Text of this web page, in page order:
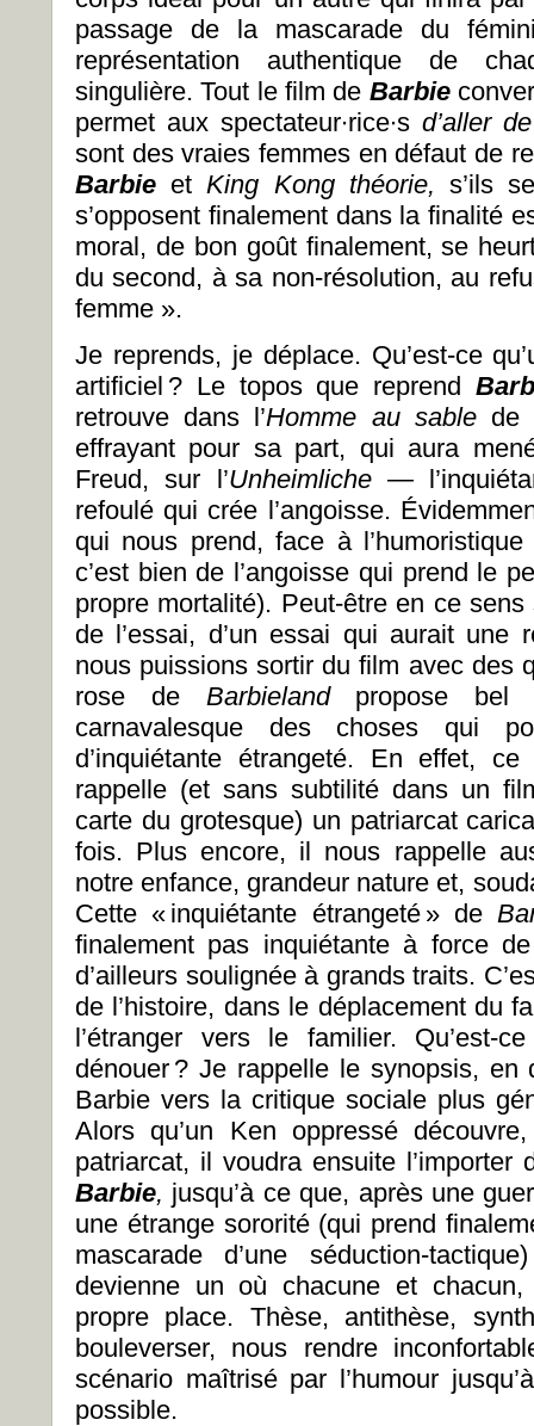
passage de la mascarade du
représentation authentique de
singulière. Tout le film de Barbie
permet aux spectateur∙rice∙s d’aller
sont des vraies femmes en défaut de
Barbie etKing Kong théorie,s’ils
s’opposent finalement dans la finalité
moral, de bon goût finalement, se
du second, à sa non-résolution, au
femme ».
Je reprends, je déplace. Qu’est-ce
artificiel ? Le topos que reprend
retrouve dans l’Homme au sable de
effrayant pour sa part, qui aura
Freud, sur l’Unheimliche —
refoulé qui crée l’angoisse.
qui nous prend, face à
c’est bien de l’angoisse qui prend le
propre mortalité). Peut-être en ce sens
de l’essai, d’un essai qui aurait une
nous puissions sortir du film avec des
rose de Barbieland propose bel
carnavalesque des choses qui
d’inquiétante étrangeté. En effet,
rappelle (et sans subtilité dans un
carte du grotesque) un patriarcat
fois. Plus encore, il nous rappelle
notre enfance, grandeur nature et,
Cette « inquiétante étrangeté » de
finalement pas inquiétante à force
d’ailleurs soulignée à grands traits.
de l’histoire, dans le déplacement du
l’étranger vers le familier.
dénouer ? Je rappelle le synopsis, en
Barbie vers la critique sociale plus
Alors qu’un Ken oppressé
patriarcat, il voudra ensuite
Barbie, jusqu’à ce que, après une
une étrange sororité (qui prend
mascarade d’une séduction-
devienne un où chacune et
propre place. Thèse, antithèse,
bouleverser, nous rendre
scénario maîtrisé par l’humour
possible.